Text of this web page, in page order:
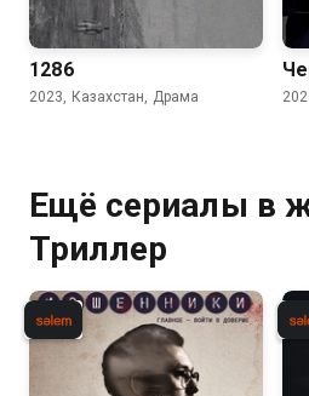
1286
2023, Казахстан, Драма
Ещё сериалы в
Триллер